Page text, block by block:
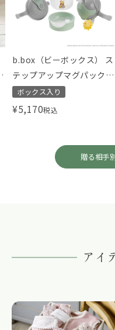
b.box（ビーボックス） ス
テップアップマグパック
Pooh
ボックス入り
¥5,170税込
贈る相手
アイ